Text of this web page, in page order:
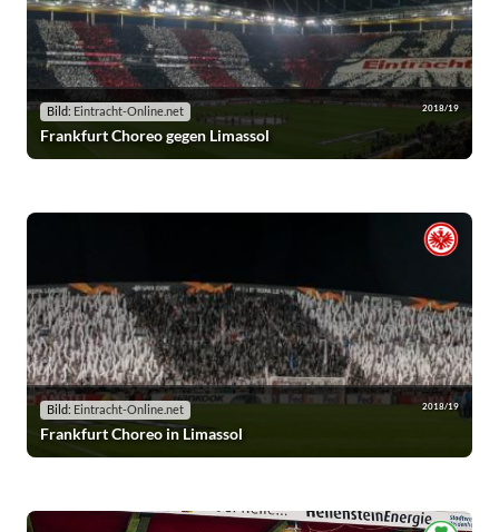
Bild: Eintracht-Online.net 2018/19
Frankfurt Choreo gegen Limassol
Bild: Eintracht-Online.net 2018/19
Frankfurt Choreo in Limassol